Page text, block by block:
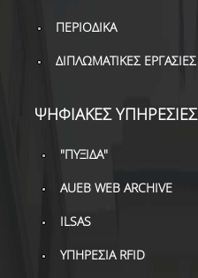
ΠΕΡΙΟΔΙΚΑ
ΔΙΠΛΩΜΑΤΙΚΕΣ ΕΡΓΑΣΙΕΣ
ΨΗΦΙΑΚΕΣ ΥΠΗΡΕΣΙΕΣ
"ΠΥΞΙΔΑ"
AUEB WEB ARCHIVE
ILSAS
ΥΠΗΡΕΣΙΑ RFID